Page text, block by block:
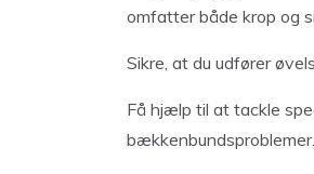
omfatter både krop og
Sikre, at du udfører
Få hjælp til at tackle
bækkenbundsproblemer.